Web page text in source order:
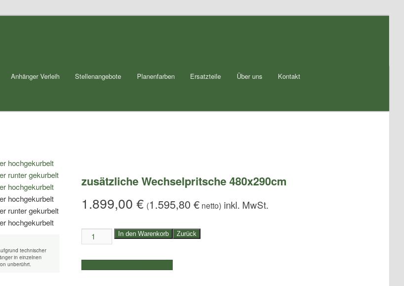
Anhänger Verleih Stellenangebote Planenfarben Ersatzteile Über uns Kontakt
technischer
in einzelnen
unberührt.
zusätzliche Wechselpritsche 480x290cm
1.899,00 € (1.595,80 €netto)
zusätzliche
Wechselpritsche
480x290cm
Menge
In den Warenkorb Zurück